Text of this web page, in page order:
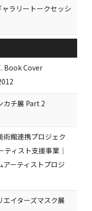
ラリートークセッシ
Book Cover
カチ展 Part 2
術館連携プロジェク
ティスト支援事業｜
アーティストプロジ
エイターズマスク展